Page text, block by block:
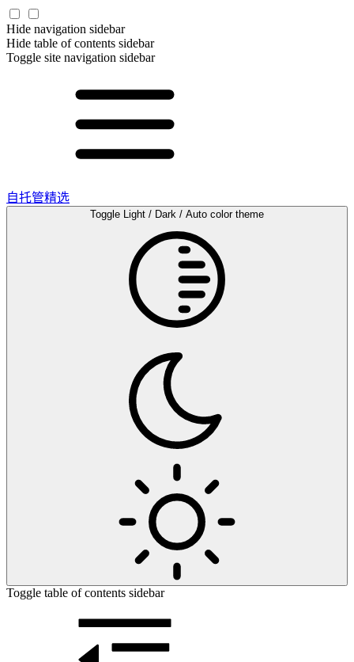
Hide navigation sidebar
Hide table of contents sidebar
Toggle site navigation sidebar
自托管精选
Toggle Light / Dark / Auto color theme
Toggle table of contents sidebar